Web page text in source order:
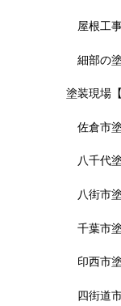
屋根工
細部の
塗装現場
佐倉市
八千代
八街市
千葉市
印西市
四街道